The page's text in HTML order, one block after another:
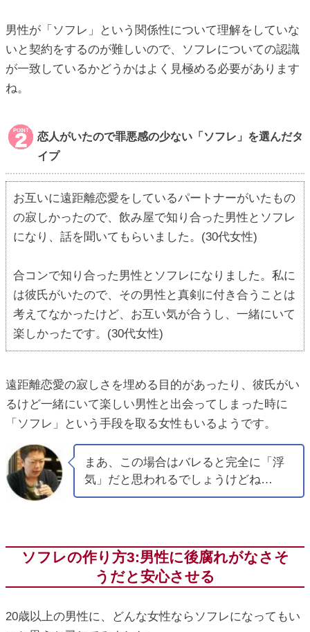
男性が「ソフレ」という関係性について理解をしていな
いと契約をするのが難しいので、ソフレについての認識
が一致しているかどうかはよく見極める必要があります
ね。
恋人がいたので罪悪感の少ない「ソフレ」を選んだタ
イプ
お互いに遠距離恋愛をしているパートナーがいたもの
の寂しかったので、飲み屋で知り合った男性とソフレ
になり、話を聞いてもらいました。(30代女性)
合コンで知り合った男性とソフレになりました。私に
は彼氏がいたので、その男性と真剣に付き合うことは
考えてなかったけど、お互い気が合うし、一緒にいて
楽しかったです。(30代女性)
遠距離恋愛の寂しさを埋める目的があったり、彼氏がい
るけど一緒にいて楽しい男性と出会ってしまった時に
「ソフレ」という手段を取る女性もいるようです。
まあ、この場合はバレると完全に「浮
気」だと思われるでしょうけどね…
ソフレの作り方3:男性に後腐れがなさそ
うだと安心させる
20歳以上の男性に、どんな女性ならソフレになってもい